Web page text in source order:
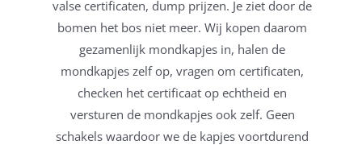
valse certificaten, dump prijzen. Je ziet door de
bomen het bos niet meer. Wij kopen daarom
gezamenlijk mondkapjes in, halen de
mondkapjes zelf op, vragen om certificaten,
checken het certificaat op echtheid en
versturen de mondkapjes ook zelf. Geen
schakels waardoor we de kapjes voortdurend